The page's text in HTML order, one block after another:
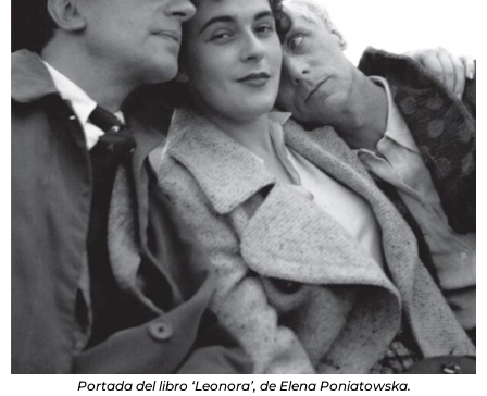
Portada del libro ‘Leonora’, de Elena Poniatowska.